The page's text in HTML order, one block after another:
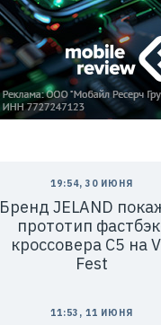
19:54, 30 ИЮНЯ
Бренд JELAND
прототип
кроссовера C5 на
Fest
11:53, 11 ИЮНЯ